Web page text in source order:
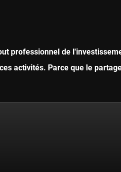
professionnel de
activités. Parce que le